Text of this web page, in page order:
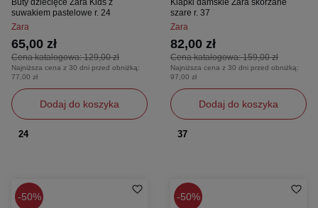
Buty dziecięce Zara Kids z
suwakiem pastelowe r. 24
Zara
Cena katalogowa:129,00 zł
65,00 zł
Najniższa cena z 30 dni przed obniżką:
77,00 zł
Dodaj do koszyka
24
Klapki damskie Zara skórzane
szare r. 37
Zara
Cena katalogowa:159,00 zł
82,00 zł
Najniższa cena z 30 dni przed obniżką:
97,00 zł
Dodaj do koszyka
37
50% 50%